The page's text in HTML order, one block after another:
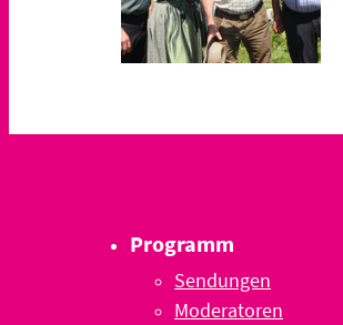
Programm
Sendungen
Moderatoren